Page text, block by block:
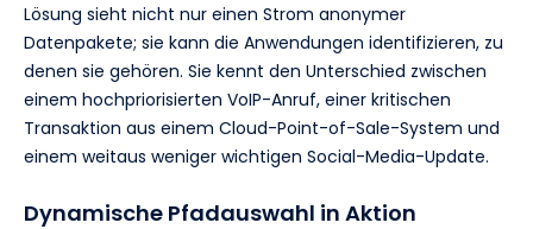
Lösung sieht nicht nur einen Strom anonymer
Datenpakete; sie kann die Anwendungen identifizieren, zu
denen sie gehören. Sie kennt den Unterschied zwischen
einem hochpriorisierten VoIP-Anruf, einer kritischen
Transaktion aus einem Cloud-Point-of-Sale-System und
einem weitaus weniger wichtigen Social-Media-Update.
Dynamische Pfadauswahl in Aktion